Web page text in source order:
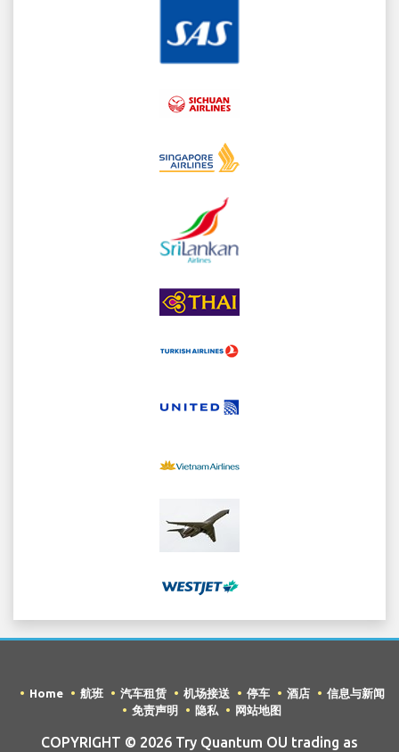
Home 航班 汽车租赁 机场接送 停车 酒店
信息与新闻
免责声明
隐私 网站地图
COPYRIGHT © 2026 Try Quantum OU trading as